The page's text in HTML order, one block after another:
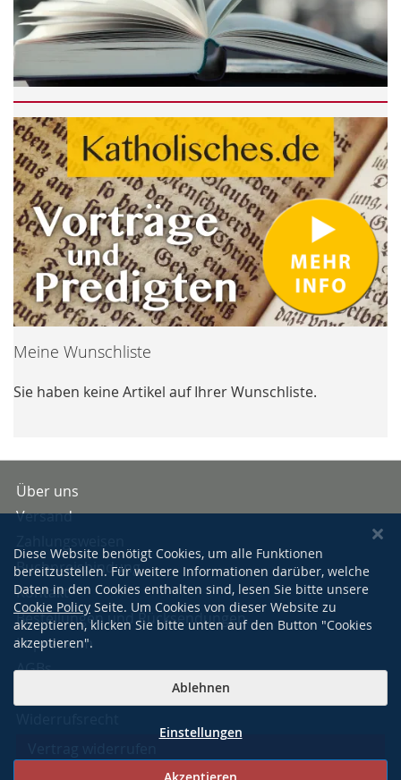
Meine Wunschliste
Sie haben keine Artikel auf Ihrer Wunschliste.
Über uns
Versand
Buchpreisbindung
Kontakt
Bestellungen und Rücksendungen
Impressum
AGBs
Diese Website benötigt Cookies, um alle Funktionen
bereitzustellen. Für weitere Informationen darüber, welche
Daten in den Cookies enthalten sind, lesen Sie bitte unsere
Cookie Policy Seite. Um Cookies von dieser Website zu
akzeptieren, klicken Sie bitte unten auf den Button "Cookies
akzeptieren".
Ablehnen
Einstellungen